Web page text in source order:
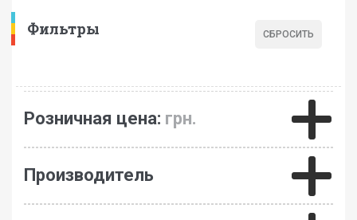
Фильтры
Розничная цена: грн.
Производитель